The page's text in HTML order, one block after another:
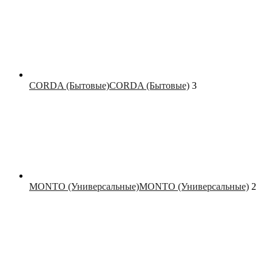
CORDA (Бытовые)CORDA (Бытовые) 3
MONTO (Универсальные)MONTO (Универсальные) 2